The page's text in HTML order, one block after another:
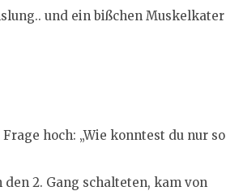
und ein bißchen Muskelkater
hoch: „Wie konntest du nur so
2. Gang schalteten, kam von